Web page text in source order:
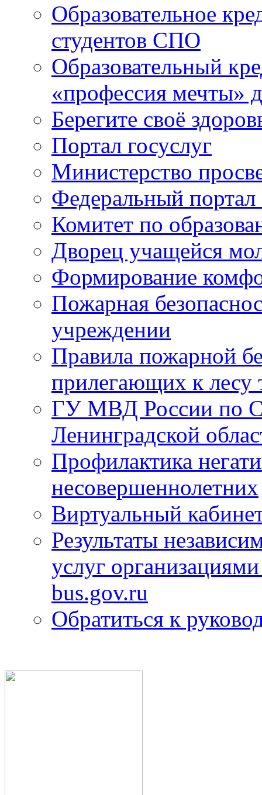
Образовательное
студентов СПО
Образовательный
«профессия мечты»
Берегите своё
Портал госуслуг
Министерство
Федеральный портал
Комитет по
Дворец учащейся
Формирование
Пожарная
учреждении
Правила пожарной
прилегающих к лесу
ГУ МВД России по
Ленинградской
Профилактика
несовершеннолетних
Виртуальный
Результаты
услуг
bus.gov.ru
Обратиться к